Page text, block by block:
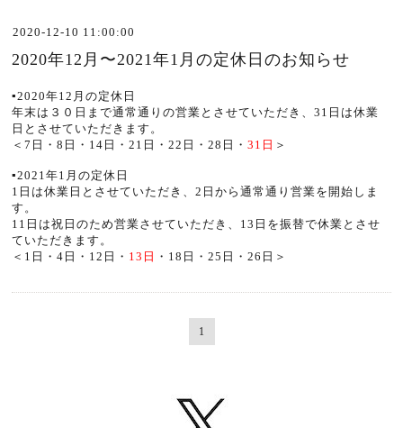
2020-12-10 11:00:00
2020年12月〜2021年1月の定休日のお知らせ
▪️2020年12月の定休日
年末は３０日まで通常通りの営業とさせていただき、31日は休業
日とさせていただきます。
＜7日・8日・14日・21日・22日・28日・31日 ＞
▪️2021年1月の定休日
1日は休業日とさせていただき、2日から通常通り営業を開始しま
す。
11日は祝日のため営業させていただき、13日を振替で休業とさせ
ていただきます。
＜1日・4日・12日・ 13日 ・18日・25日・26日＞
1